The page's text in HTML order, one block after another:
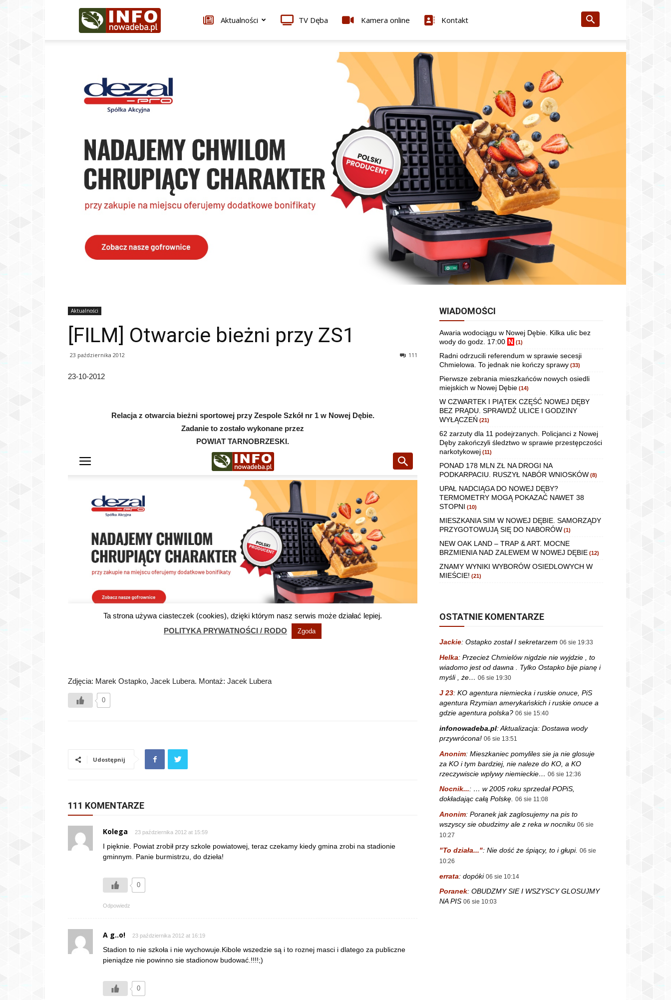
Infonowadeba.pl Aktualności TV Dęba Kamera online Kontakt
Aktualności
[FILM] Otwarcie bieżni przy ZS1
23 października 2012 111
23-10-2012
Relacja z otwarcia bieżni sportowej przy Zespole Szkół nr 1 w Nowej Dębie.
Zadanie to zostało wykonane przez
POWIAT TARNOBRZESKI.
Zdjęcia: Marek Ostapko, Jacek Lubera. Montaż: Jacek Lubera
0
Udostępnij
111 KOMENTARZE
Kolega 23 października 2012 at 15:59
I pięknie. Powiat zrobił przy szkole powiatowej, teraz czekamy kiedy gmina zrobi na stadionie
gminnym. Panie burmistrzu, do dzieła!
0
Odpowiedz
A g..o! 23 października 2012 at 16:19
Stadion to nie szkoła i nie wychowuje.Kibole wszedzie są i to roznej masci i dlatego za publiczne
pieniądze nie powinno sie stadionow budować.!!!!;)
0
WIADOMOŚCI
Awaria wodociągu w Nowej Dębie. Kilka ulic bez
wody do godz. 17:00 N (1)
Radni odrzucili referendum w sprawie secesji
Chmielowa. To jednak nie kończy sprawy (33)
Pierwsze zebrania mieszkańców nowych osiedli
miejskich w Nowej Dębie (14)
W CZWARTEK I PIĄTEK CZĘŚĆ NOWEJ DĘBY
BEZ PRĄDU. SPRAWDŹ ULICE I GODZINY
WYŁĄCZEŃ (21)
62 zarzuty dla 11 podejrzanych. Policjanci z Nowej
Dęby zakończyli śledztwo w sprawie przestępczości
narkotykowej (11)
PONAD 178 MLN ZŁ NA DROGI NA
PODKARPACIU. RUSZYŁ NABÓR WNIOSKÓW (8)
UPAŁ NADCIĄGA DO NOWEJ DĘBY?
TERMOMETRY MOGĄ POKAZAĆ NAWET 38
STOPNI (10)
MIESZKANIA SIM W NOWEJ DĘBIE. SAMORZĄDY
PRZYGOTOWUJĄ SIĘ DO NABORÓW (1)
NEW OAK LAND – TRAP & ART. MOCNE
BRZMIENIA NAD ZALEWEM W NOWEJ DĘBIE (12)
ZNAMY WYNIKI WYBORÓW OSIEDLOWYCH W
MIEŚCIE! (21)
OSTATNIE KOMENTARZE
Jackie: Ostapko został I sekretarzem 06 sie 19:33
Helka: Przecież Chmielów nigdzie nie wyjdzie , to
wiadomo jest od dawna . Tylko Ostapko bije pianę i
myśli , że… 06 sie 19:30
J 23: KO agentura niemiecka i ruskie onuce, PiS
agentura Rzymian amerykańskich i ruskie onuce a
gdzie agentura polska? 06 sie 15:40
infonowadeba.pl:Aktualizacja: Dostawa wody
przywrócona! 06 sie 13:51
Anonim: Mieszkaniec pomyliles sie ja nie glosuje
za KO i tym bardziej, nie naleze do KO, a KO
rzeczywiscie wplywy niemieckie… 06 sie 12:36
Nocnik...: … w 2005 roku sprzedał POPiS,
dokładając całą Polskę. 06 sie 11:08
Anonim: Poranek jak zaglosujemy na pis to
wszyscy sie obudzimy ale z reka w nocniku 06 sie
10:27
"To działa...": Nie dość że śpiący, to i głupi. 06 sie
10:26
errata: dopóki 06 sie 10:14
Poranek: OBUDZMY SIE I WSZYSCY GLOSUJMY
NA PIS 06 sie 10:03